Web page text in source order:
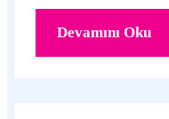
Devamını Oku